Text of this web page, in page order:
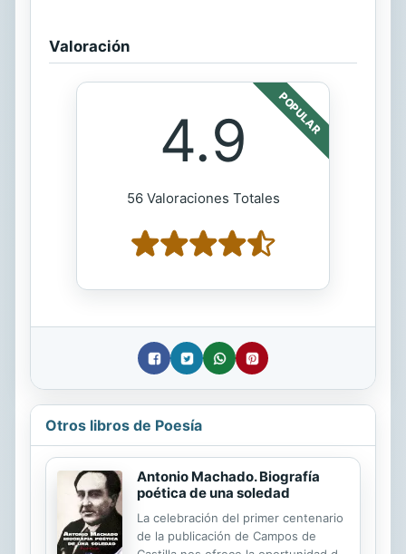
Valoración
POPULAR
4.9
56 Valoraciones Totales
Otros libros de Poesía
Antonio Machado. Biografía
poética de una soledad
La celebración del primer centenario
de la publicación de Campos de